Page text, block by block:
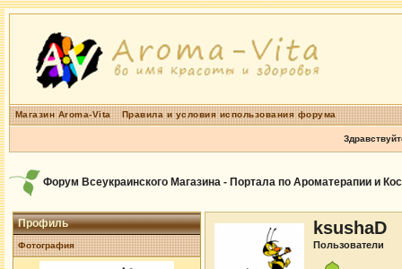
Магазин Aroma-Vita Правила и условия использования форума
Форум Всеукраинского Магазина - Портала по Ароматерапии и
Профиль
Фотография
ksushaD
Пользователи